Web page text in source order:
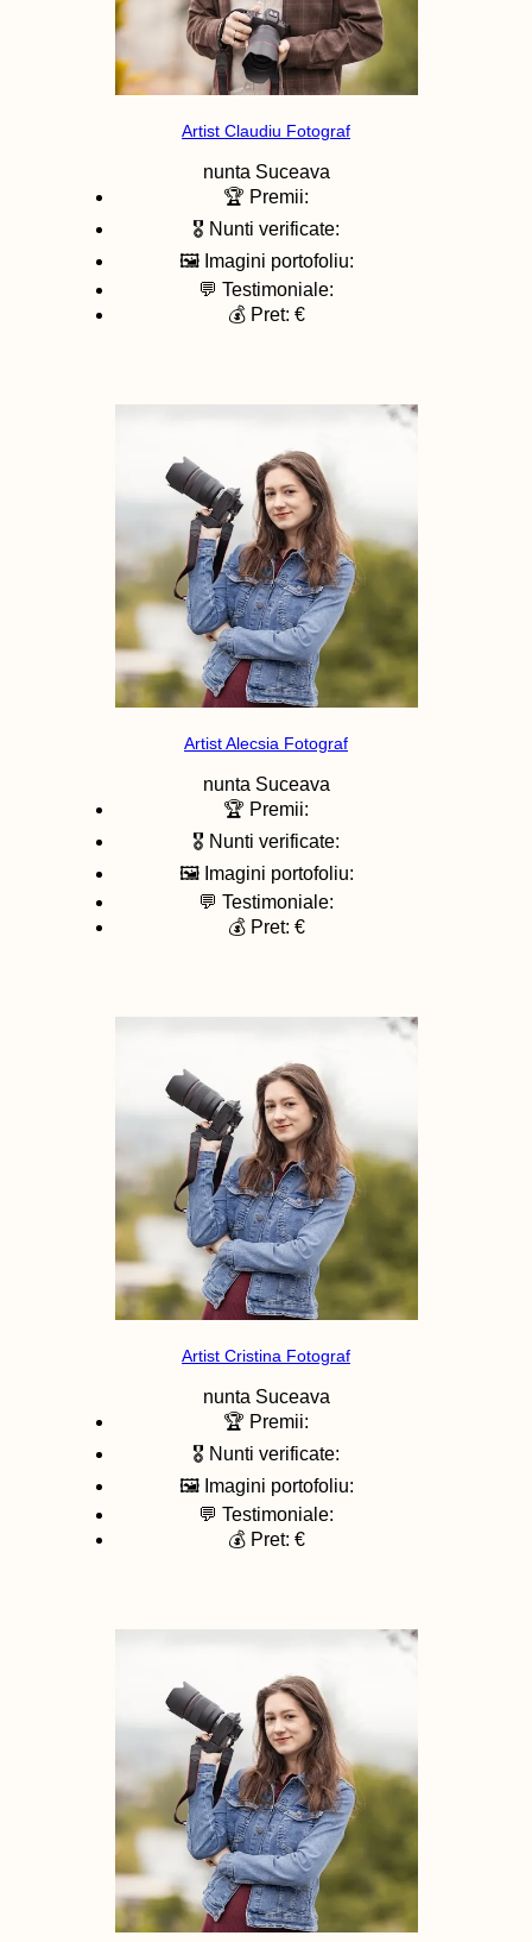
Artist Claudiu Fotograf
nunta Suceava
🏆 Premii:
🎖️ Nunti verificate:
🖼️ Imagini portofoliu:
💬 Testimoniale:
💰 Pret: €
Artist Alecsia Fotograf
nunta Suceava
🏆 Premii:
🎖️ Nunti verificate:
🖼️ Imagini portofoliu:
💬 Testimoniale:
💰 Pret: €
Artist Cristina Fotograf
nunta Suceava
🏆 Premii:
🎖️ Nunti verificate:
🖼️ Imagini portofoliu:
💬 Testimoniale:
💰 Pret: €